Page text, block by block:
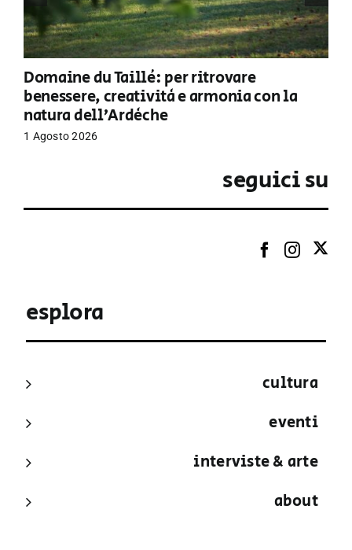
Domaine du Taillé: per ritrovare
benessere, creatività e armonia con la
natura dell’Ardèche
1 Agosto 2026
seguici su
esplora
cultura
eventi
interviste & arte
about